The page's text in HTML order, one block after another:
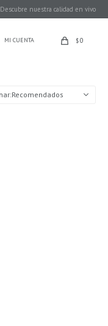
$0
Descubre nuestra calidad en vivo
Recomendados